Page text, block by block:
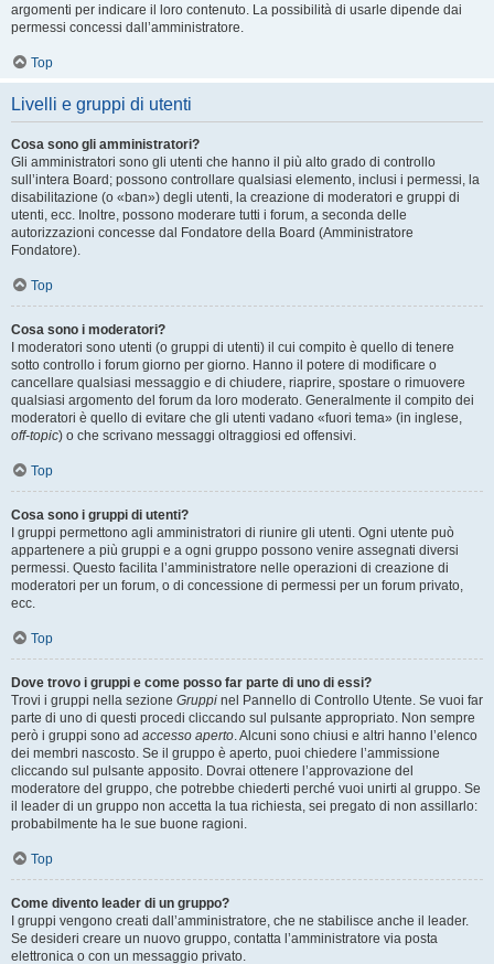
argomenti per indicare il loro contenuto. La possibilità di usarle dipende dai
permessi concessi dall’amministratore.
Top
Livelli e gruppi di utenti
Cosa sono gli amministratori?
Gli amministratori sono gli utenti che hanno il più alto grado di controllo
sull’intera Board; possono controllare qualsiasi elemento, inclusi i permessi, la
disabilitazione (o «ban») degli utenti, la creazione di moderatori e gruppi di
utenti, ecc. Inoltre, possono moderare tutti i forum, a seconda delle
autorizzazioni concesse dal Fondatore della Board (Amministratore
Fondatore).
Top
Cosa sono i moderatori?
I moderatori sono utenti (o gruppi di utenti) il cui compito è quello di tenere
sotto controllo i forum giorno per giorno. Hanno il potere di modificare o
cancellare qualsiasi messaggio e di chiudere, riaprire, spostare o rimuovere
qualsiasi argomento del forum da loro moderato. Generalmente il compito dei
moderatori è quello di evitare che gli utenti vadano «fuori tema» (in inglese,
off-topic) o che scrivano messaggi oltraggiosi ed offensivi.
Top
Cosa sono i gruppi di utenti?
I gruppi permettono agli amministratori di riunire gli utenti. Ogni utente può
appartenere a più gruppi e a ogni gruppo possono venire assegnati diversi
permessi. Questo facilita l’amministratore nelle operazioni di creazione di
moderatori per un forum, o di concessione di permessi per un forum privato,
ecc.
Top
Dove trovo i gruppi e come posso far parte di uno di essi?
Trovi i gruppi nella sezione Gruppi nel Pannello di Controllo Utente. Se vuoi far
parte di uno di questi procedi cliccando sul pulsante appropriato. Non sempre
però i gruppi sono ad accesso aperto. Alcuni sono chiusi e altri hanno l’elenco
dei membri nascosto. Se il gruppo è aperto, puoi chiedere l’ammissione
cliccando sul pulsante apposito. Dovrai ottenere l’approvazione del
moderatore del gruppo, che potrebbe chiederti perché vuoi unirti al gruppo. Se
il leader di un gruppo non accetta la tua richiesta, sei pregato di non assillarlo:
probabilmente ha le sue buone ragioni.
Top
Come divento leader di un gruppo?
I gruppi vengono creati dall’amministratore, che ne stabilisce anche il leader.
Se desideri creare un nuovo gruppo, contatta l’amministratore via posta
elettronica o con un messaggio privato.